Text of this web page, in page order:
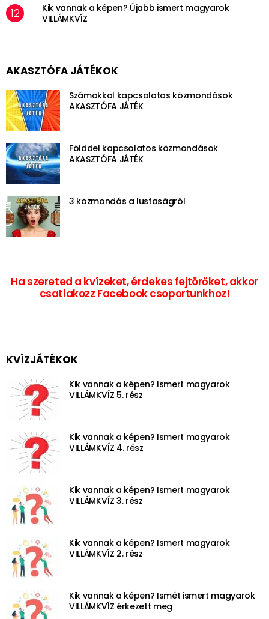
Kik vannak a képen? Újabb ismert magyarok
VILLÁMKVÍZ
AKASZTÓFA JÁTÉKOK
Számokkal kapcsolatos közmondások
AKASZTÓFA JÁTÉK
Földdel kapcsolatos közmondások
AKASZTÓFA JÁTÉK
3 közmondás a lustaságról
Ha szereted a kvízeket, érdekes fejtörőket, akkor
csatlakozz Facebook csoportunkhoz!
KVÍZJÁTÉKOK
Kik vannak a képen? Ismert magyarok
VILLÁMKVÍZ 5. rész
Kik vannak a képen? Ismert magyarok
VILLÁMKVÍZ 4. rész
Kik vannak a képen? Ismert magyarok
VILLÁMKVÍZ 3. rész
Kik vannak a képen? Ismert magyarok
VILLÁMKVÍZ 2. rész
Kik vannak a képen? Ismét ismert magyarok
VILLÁMKVÍZ érkezett meg